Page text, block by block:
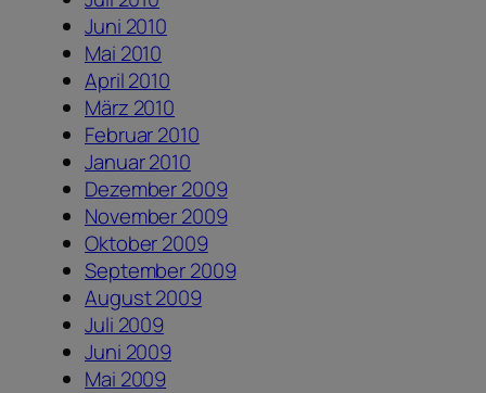
Juni 2010
Mai 2010
April 2010
März 2010
Februar 2010
Januar 2010
Dezember 2009
November 2009
Oktober 2009
September 2009
August 2009
Juli 2009
Juni 2009
Mai 2009